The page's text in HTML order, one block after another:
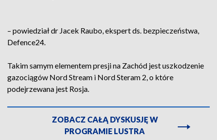
– powiedział dr Jacek Raubo, ekspert ds. bezpieczeństwa,
Defence24.
Takim samym elementem presji na Zachód jest uszkodzenie
gazociągów Nord Stream i Nord Steram 2, o które
podejrzewana jest Rosja.
ZOBACZ CAŁĄ DYSKUSJĘ W
PROGRAMIE LUSTRA